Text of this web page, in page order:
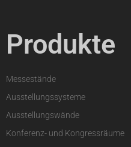
Produkte
Messestände
Ausstellungssysteme
Ausstellungswände
Konferenz- und Kongressräume